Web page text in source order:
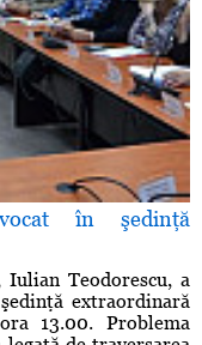
în şedinţă
Teodorescu, a
extraordinară
13.00. Problema